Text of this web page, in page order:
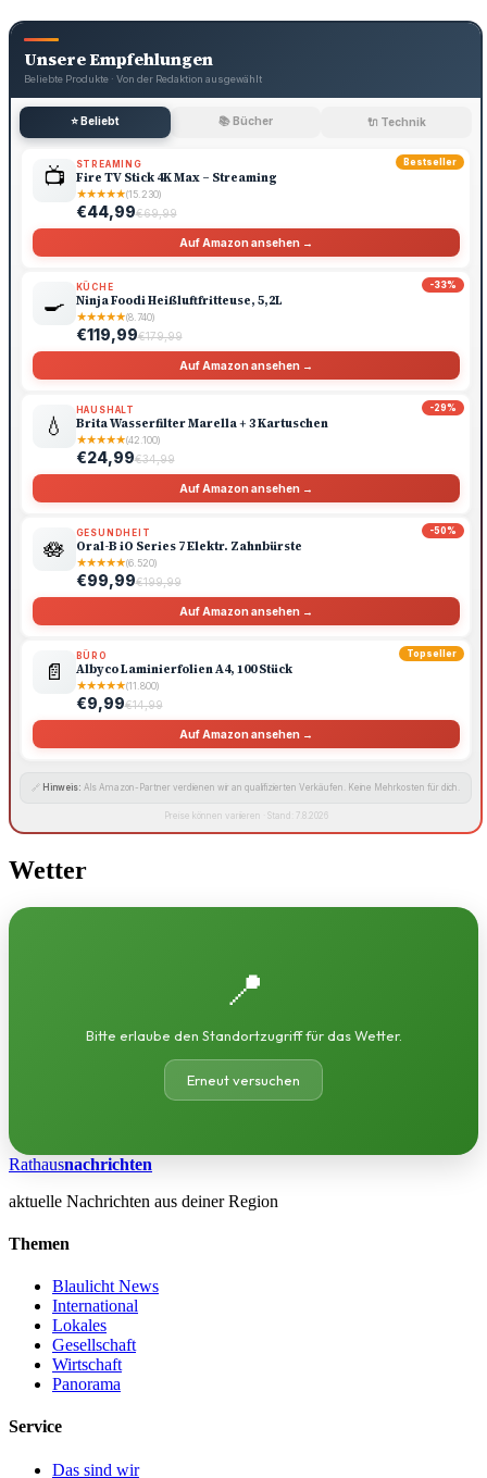
Unsere Empfehlungen
Beliebte Produkte · Von der Redaktion ausgewählt
⭐ Beliebt 📚 Bücher 🔌 Technik
Bestseller
📺 STREAMING
Fire TV Stick 4K Max – Streaming
★★★★★(15.230)
€44,99€69,99
Auf Amazon ansehen →
-33%
🍳
KÜCHE
Ninja Foodi Heißluftfritteuse, 5,2L
★★★★★(8.740)
€119,99€179,99
Auf Amazon ansehen →
-29%
💧
HAUSHALT
Brita Wasserfilter Marella + 3 Kartuschen
★★★★★(42.100)
€24,99€34,99
Auf Amazon ansehen →
-50%
🪷
GESUNDHEIT
Oral-B iO Series 7 Elektr. Zahnbürste
★★★★★(6.520)
€99,99€199,99
Auf Amazon ansehen →
Topseller
📄
BÜRO
Albyco Laminierfolien A4, 100 Stück
★★★★★(11.800)
€9,99€14,99
Auf Amazon ansehen →
🔗 Hinweis: Als Amazon-Partner verdienen wir an qualifizierten Verkäufen. Keine Mehrkosten für dich.
Preise können variieren · Stand: 7.8.2026
Wetter
📍
Bitte erlaube den Standortzugriff für das Wetter.
Erneut versuchen
Rathausnachrichten
aktuelle Nachrichten aus deiner Region
Themen
Blaulicht News
International
Lokales
Gesellschaft
Wirtschaft
Panorama
Service
Das sind wir